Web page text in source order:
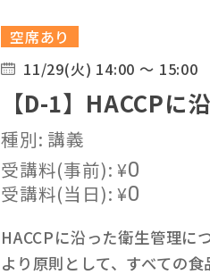
空席あり
11/29(火) 14:00 ～ 15:00
【D-1】HACCPに
種別: 講義
受講料(事前):¥0
受講料(当日):¥0
HACCPに沿った衛生管理に
より原則として、すべての